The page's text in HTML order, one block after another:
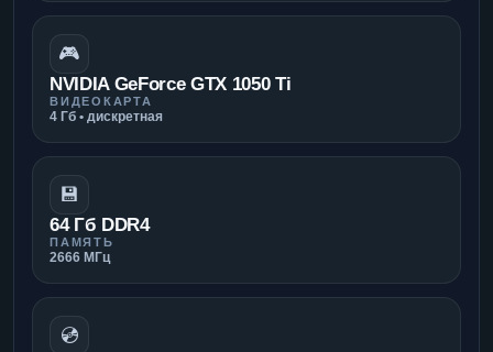
🎮
NVIDIA GeForce GTX 1050 Ti
ВИДЕОКАРТА
4 Гб • дискретная
💾
64 Гб DDR4
ПАМЯТЬ
2666 МГц
💿